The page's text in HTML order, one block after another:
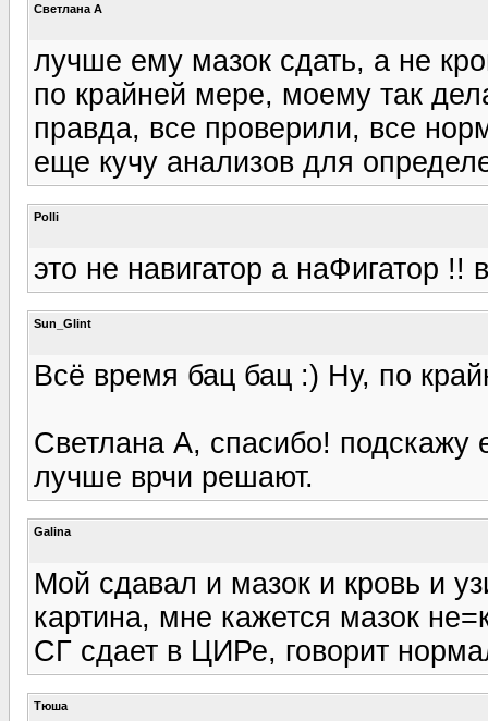
Светлана А
лучше ему мазок сдать, а не
по крайней мере, моему так
правда, все проверили, все
еще кучу анализов для
Polli
это не навигатор а наФигатор
Sun_Glint
Всё время бац бац :) Ну, по
Светлана А, спасибо!
лучше врчи решают.
Galina
Мой сдавал и мазок и кровь и
картина, мне кажется мазок
СГ сдает в ЦИРе, говорит
Тюша